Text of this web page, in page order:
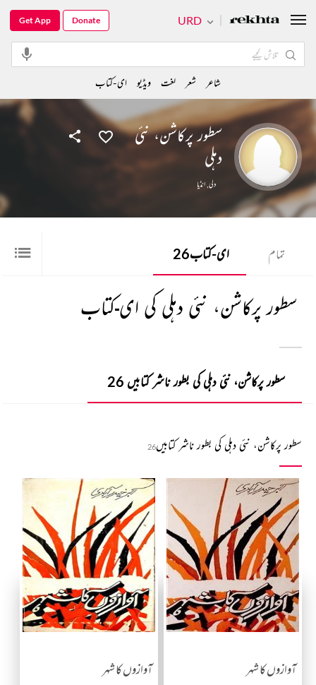
سطور پرکاشن، نئی
دہلی
دلی,انڈیا
تمام ای-کتاب26
سطور پرکاشن، نئی دہلی کی ای-کتاب
سطور پرکاشن، نئی دہلی کی بطور ناشر کتابیں 26
سطور پرکاشن، نئی دہلی کی بطور ناشر کتابیں26
آوازوں کا شہر آوازوں کا شہر
URD
Get App Donate
شاعر شعر لغت ویڈیو ای-کتاب